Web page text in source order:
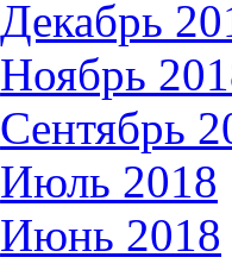
Декабрь
Ноябрь
Сентябрь
Июль 2018
Июнь 2018